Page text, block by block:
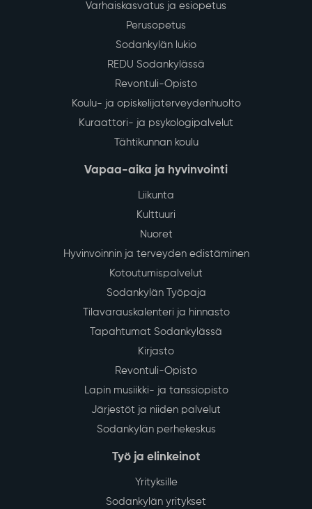
Varhaiskasvatus ja esiopetus
Perusopetus
Sodankylän lukio
REDU Sodankylässä
Revontuli-Opisto
Koulu- ja opiskelijaterveydenhuolto
Kuraattori- ja psykologipalvelut
Tähtikunnan koulu
Vapaa-aika ja hyvinvointi
Liikunta
Kulttuuri
Nuoret
Hyvinvoinnin ja terveyden edistäminen
Kotoutumispalvelut
Sodankylän Työpaja
Tilavarauskalenteri ja hinnasto
Tapahtumat Sodankylässä
Kirjasto
Revontuli-Opisto
Lapin musiikki- ja tanssiopisto
Järjestöt ja niiden palvelut
Sodankylän perhekeskus
Työ ja elinkeinot
Yrityksille
Sodankylän yritykset